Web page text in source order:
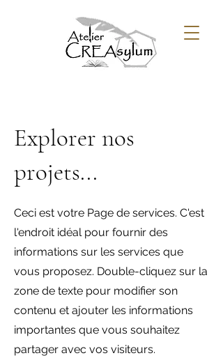
Explorer nos
projets...
Ceci est votre Page de services. C'est
l'endroit idéal pour fournir des
informations sur les services que
vous proposez. Double-cliquez sur la
zone de texte pour modifier son
contenu et ajouter les informations
importantes que vous souhaitez
partager avec vos visiteurs.